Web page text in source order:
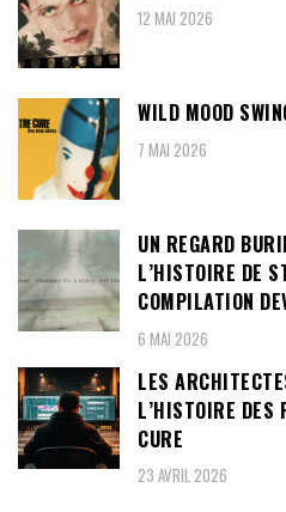
12 MAI 2026
WILD MOOD
7 MAI 2026
UN REGARD
L’HISTOIRE DE
COMPILATION
6 MAI 2026
LES
L’HISTOIRE DES
CURE
23 AVRIL 2026